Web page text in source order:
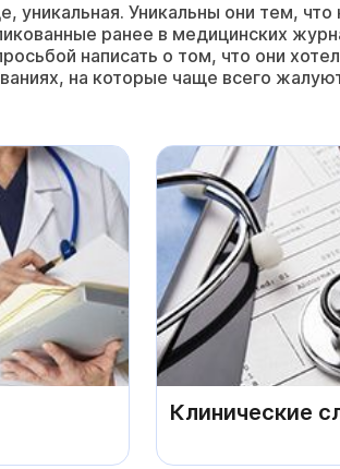
Уникальны они тем,
ранее в медицинских
написать о том, что они
на которые чаще всего
Клинические